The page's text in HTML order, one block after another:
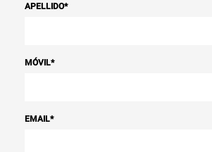
APELLIDO*
MÓVIL*
EMAIL*